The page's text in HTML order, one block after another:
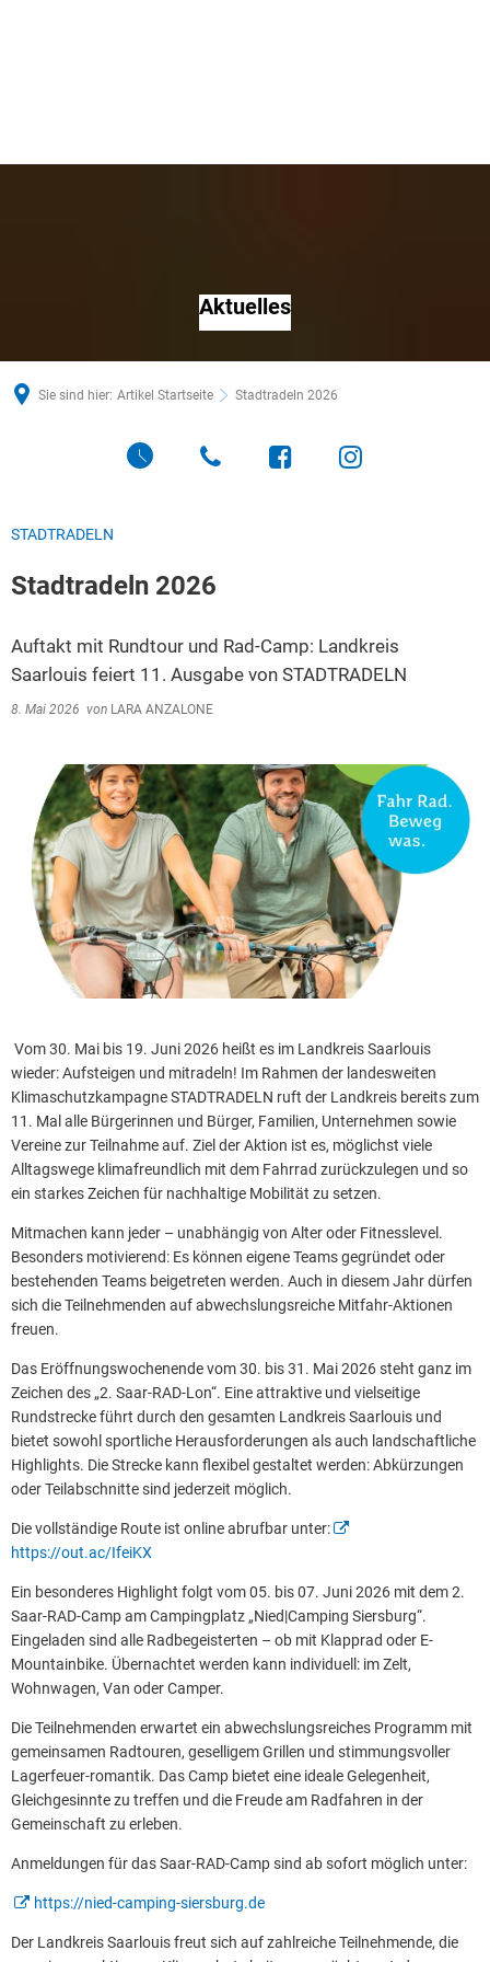
Aktuelles
Sie sind hier: Artikel Startseite Stadtradeln 2026
STADTRADELN
Stadtradeln 2026
Auftakt mit Rundtour und Rad-Camp: Landkreis
Saarlouis feiert 11. Ausgabe von STADTRADELN
8. Mai 2026 von LARA ANZALONE
Vom 30. Mai bis 19. Juni 2026 heißt es im Landkreis Saarlouis
wieder: Aufsteigen und mitradeln! Im Rahmen der landesweiten
Klimaschutzkampagne STADTRADELN ruft der Landkreis bereits zum
11. Mal alle Bürgerinnen und Bürger, Familien, Unternehmen sowie
Vereine zur Teilnahme auf. Ziel der Aktion ist es, möglichst viele
Alltagswege klimafreundlich mit dem Fahrrad zurückzulegen und so
ein starkes Zeichen für nachhaltige Mobilität zu setzen.
Mitmachen kann jeder – unabhängig von Alter oder Fitnesslevel.
Besonders motivierend: Es können eigene Teams gegründet oder
bestehenden Teams beigetreten werden. Auch in diesem Jahr dürfen
sich die Teilnehmenden auf abwechslungsreiche Mitfahr-Aktionen
freuen.
Das Eröffnungswochenende vom 30. bis 31. Mai 2026 steht ganz im
Zeichen des „2. Saar-RAD-Lon“. Eine attraktive und vielseitige
Rundstrecke führt durch den gesamten Landkreis Saarlouis und
bietet sowohl sportliche Herausforderungen als auch landschaftliche
Highlights. Die Strecke kann flexibel gestaltet werden: Abkürzungen
oder Teilabschnitte sind jederzeit möglich.
Die vollständige Route ist online abrufbar unter:
https://out.ac/IfeiKX
Ein besonderes Highlight folgt vom 05. bis 07. Juni 2026 mit dem 2.
Saar-RAD-Camp am Campingplatz „Nied|Camping Siersburg“.
Eingeladen sind alle Radbegeisterten – ob mit Klapprad oder E-
Mountainbike. Übernachtet werden kann individuell: im Zelt,
Wohnwagen, Van oder Camper.
Die Teilnehmenden erwartet ein abwechslungsreiches Programm mit
gemeinsamen Radtouren, geselligem Grillen und stimmungsvoller
Lagerfeuer-romantik. Das Camp bietet eine ideale Gelegenheit,
Gleichgesinnte zu treffen und die Freude am Radfahren in der
Gemeinschaft zu erleben.
Anmeldungen für das Saar-RAD-Camp sind ab sofort möglich unter:
https://nied-camping-siersburg.de
Der Landkreis Saarlouis freut sich auf zahlreiche Teilnehmende, die